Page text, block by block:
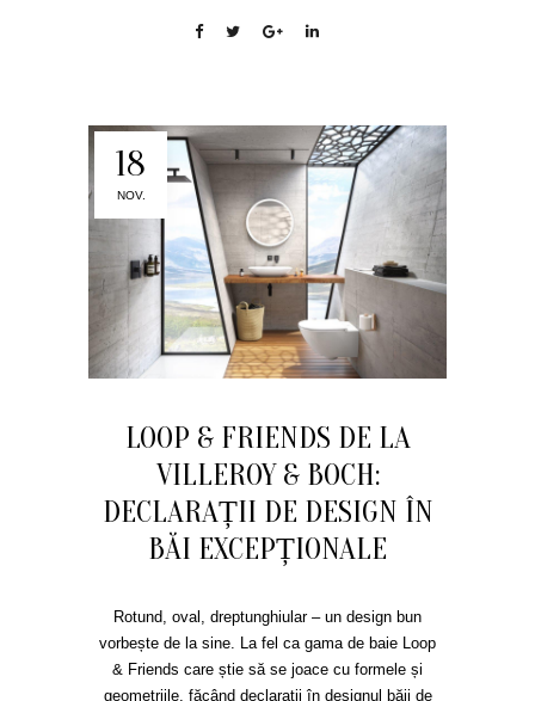
18
NOV.
LOOP & FRIENDS DE LA
VILLEROY & BOCH:
DECLARAȚII DE DESIGN ÎN
BĂI EXCEPȚIONALE
Rotund, oval, dreptunghiular – un design bun
vorbește de la sine. La fel ca gama de baie Loop
& Friends care știe să se joace cu formele și
geometriile, făcând declarații în designul băii de